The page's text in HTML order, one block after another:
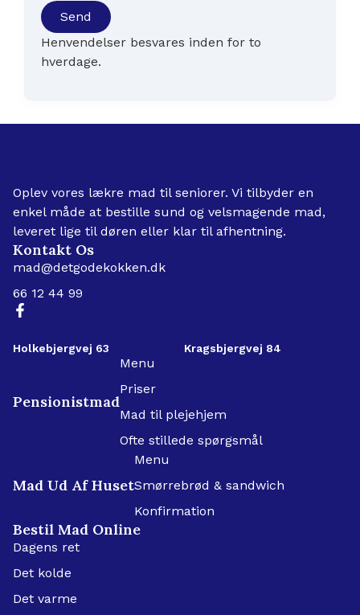
Send
Henvendelser besvares inden for to
hverdage.
Oplev vores lækre mad til seniorer. Vi tilbyder en
enkel måde at bestille sund og velsmagende mad,
leveret lige til døren eller klar til afhentning.
Kontakt Os
mad@detgodekokken.dk
66 12 44 99
Holkebjergvej 63 Kragsbjergvej 84
Pensionistmad
Menu
Priser
Mad til plejehjem
Ofte stillede spørgsmål
Mad Ud Af Huset
Menu
Smørrebrød & sandwich
Konfirmation
Bestil Mad Online
Dagens ret
Det kolde
Det varme